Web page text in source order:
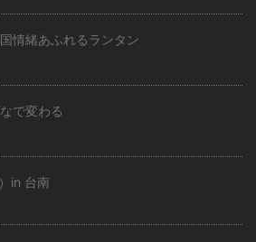
情緒あふれるランタン
で変わる
in 台南